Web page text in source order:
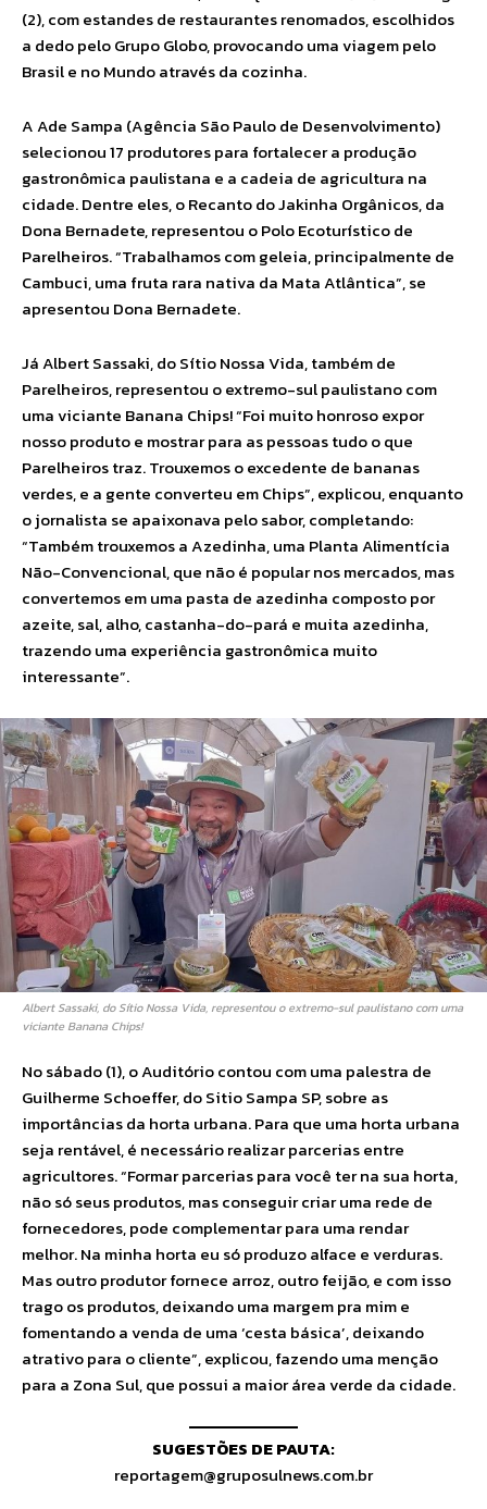
(2), com estandes de restaurantes renomados, escolhidos
a dedo pelo Grupo Globo, provocando uma viagem pelo
Brasil e no Mundo através da cozinha.
A Ade Sampa (Agência São Paulo de Desenvolvimento)
selecionou 17 produtores para fortalecer a produção
gastronômica paulistana e a cadeia de agricultura na
cidade. Dentre eles, o Recanto do Jakinha Orgânicos, da
Dona Bernadete, representou o Polo Ecoturístico de
Parelheiros. “Trabalhamos com geleia, principalmente de
Cambuci, uma fruta rara nativa da Mata Atlântica”, se
apresentou Dona Bernadete.
Já Albert Sassaki, do Sítio Nossa Vida, também de
Parelheiros, representou o extremo-sul paulistano com
uma viciante Banana Chips! “Foi muito honroso expor
nosso produto e mostrar para as pessoas tudo o que
Parelheiros traz. Trouxemos o excedente de bananas
verdes, e a gente converteu em Chips”, explicou, enquanto
o jornalista se apaixonava pelo sabor, completando:
“Também trouxemos a Azedinha, uma Planta Alimentícia
Não-Convencional, que não é popular nos mercados, mas
convertemos em uma pasta de azedinha composto por
azeite, sal, alho, castanha-do-pará e muita azedinha,
trazendo uma experiência gastronômica muito
interessante”.
Albert Sassaki, do Sítio Nossa Vida, representou o extremo-sul paulistano com uma
viciante Banana Chips!
No sábado (1), o Auditório contou com uma palestra de
Guilherme Schoeffer, do Sitio Sampa SP, sobre as
importâncias da horta urbana. Para que uma horta urbana
seja rentável, é necessário realizar parcerias entre
agricultores. “Formar parcerias para você ter na sua horta,
não só seus produtos, mas conseguir criar uma rede de
fornecedores, pode complementar para uma rendar
melhor. Na minha horta eu só produzo alface e verduras.
Mas outro produtor fornece arroz, outro feijão, e com isso
trago os produtos, deixando uma margem pra mim e
fomentando a venda de uma ‘cesta básica’, deixando
atrativo para o cliente”, explicou, fazendo uma menção
para a Zona Sul, que possui a maior área verde da cidade.
SUGESTÕES DE PAUTA:
reportagem@gruposulnews.com.br